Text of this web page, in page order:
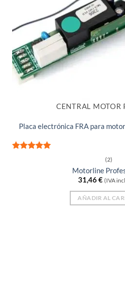
CENTRAL MOTOR
Placa electrónica FRA para
(2)
Motorline
31,46€ (IVA
AÑADIR AL